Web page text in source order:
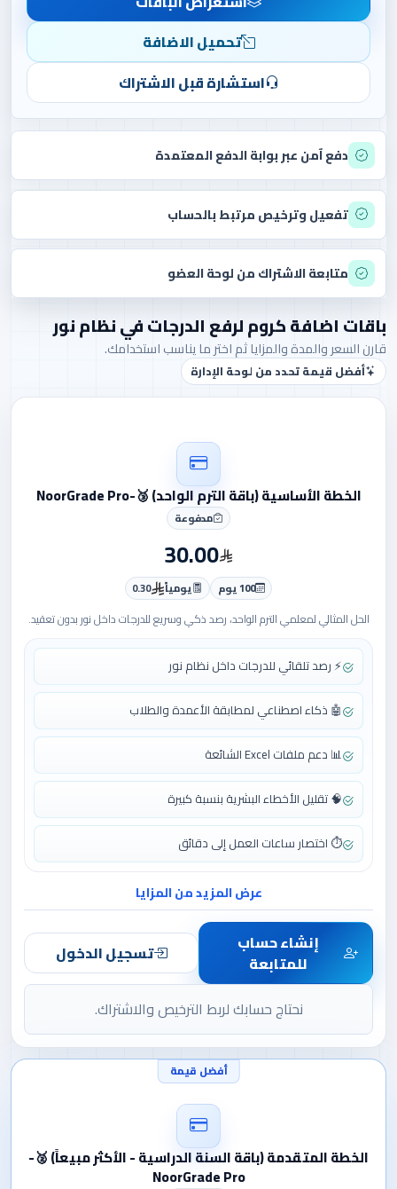
تحميل الاضافة
استشارة قبل الاشتراك
دفع آمن عبر بوابة الدفع المعتمدة
تفعيل وترخيص مرتبط بالحساب
متابعة الاشتراك من لوحة العضو
باقات اضافة كروم لرفع الدرجات في نظام نور
قارن السعر والمدة والمزايا ثم اختر ما يناسب استخدامك.
أفضل قيمة تحدد من لوحة الإدارة
الخطة الأساسية (باقة الترم الواحد) 🥉-NoorGrade Pro
مدفوعة
30.00
100 يوم يومياً 0.30
الحل المثالي لمعلمي الترم الواحد، رصد ذكي وسريع للدرجات داخل نور بدون تعقيد.
⚡ رصد تلقائي للدرجات داخل نظام نور
🤖 ذكاء اصطناعي لمطابقة الأعمدة والطلاب
📊 دعم ملفات Excel الشائعة
🧠 تقليل الأخطاء البشرية بنسبة كبيرة
⏱️ اختصار ساعات العمل إلى دقائق
عرض المزيد من المزايا
إنشاء حساب
للمتابعة
تسجيل الدخول
نحتاج حسابك لربط الترخيص والاشتراك.
أفضل قيمة
الخطة المتقدمة (باقة السنة الدراسية - الأكثر مبيعاً) 🥈-
NoorGrade Pro